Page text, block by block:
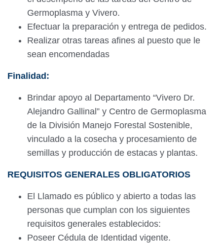
Germoplasma y Vivero.
Efectuar la preparación y entrega de pedidos.
Realizar otras tareas afines al puesto que le
sean encomendadas
Finalidad:
Brindar apoyo al Departamento “Vivero Dr.
Alejandro Gallinal” y Centro de Germoplasma
de la División Manejo Forestal Sostenible,
vinculado a la cosecha y procesamiento de
semillas y producción de estacas y plantas.
REQUISITOS GENERALES OBLIGATORIOS
El Llamado es público y abierto a todas las
personas que cumplan con los siguientes
requisitos generales establecidos:
Poseer Cédula de Identidad vigente.